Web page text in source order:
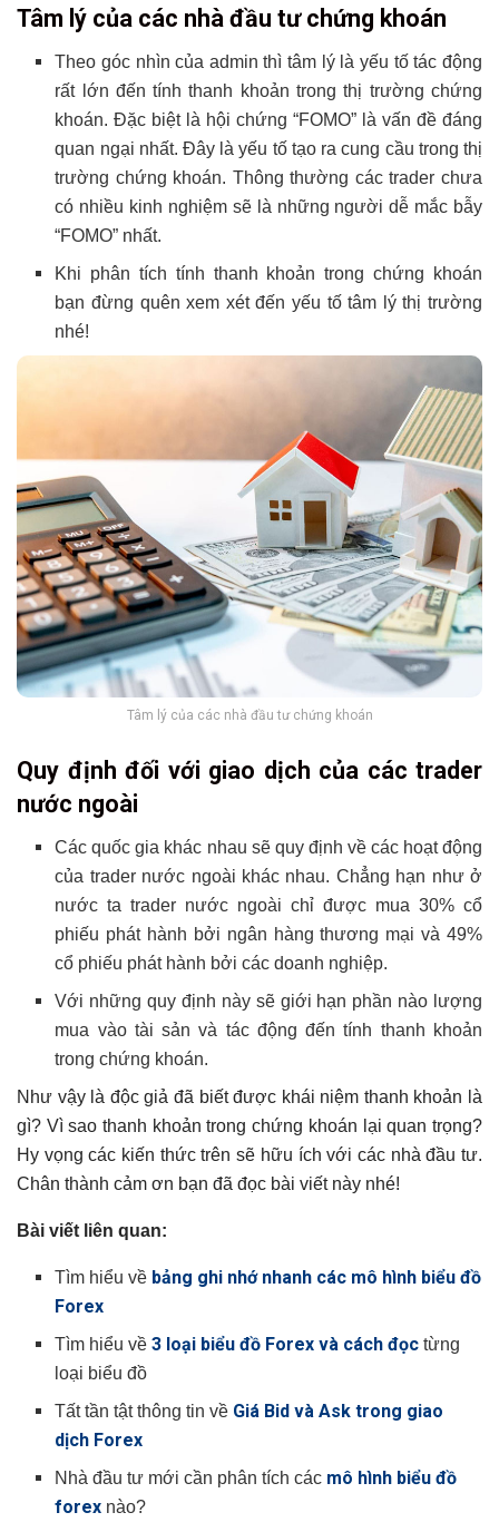
Tâm lý của các nhà đầu tư chứng khoán
Theo góc nhìn của admin thì tâm lý là yếu tố tác động
rất lớn đến tính thanh khoản trong thị trường chứng
khoán. Đặc biệt là hội chứng “FOMO” là vấn đề đáng
quan ngại nhất. Đây là yếu tố tạo ra cung cầu trong thị
trường chứng khoán. Thông thường các trader chưa
có nhiều kinh nghiệm sẽ là những người dễ mắc bẫy
“FOMO” nhất.
Khi phân tích tính thanh khoản trong chứng khoán
bạn đừng quên xem xét đến yếu tố tâm lý thị trường
nhé!
Tâm lý của các nhà đầu tư chứng khoán
Quy định đối với giao dịch của các trader
nước ngoài
Các quốc gia khác nhau sẽ quy định về các hoạt động
của trader nước ngoài khác nhau. Chẳng hạn như ở
nước ta trader nước ngoài chỉ được mua 30% cổ
phiếu phát hành bởi ngân hàng thương mại và 49%
cổ phiếu phát hành bởi các doanh nghiệp.
Với những quy định này sẽ giới hạn phần nào lượng
mua vào tài sản và tác động đến tính thanh khoản
trong chứng khoán.
Như vậy là độc giả đã biết được khái niệm thanh khoản là
gì? Vì sao thanh khoản trong chứng khoán lại quan trọng?
Hy vọng các kiến thức trên sẽ hữu ích với các nhà đầu tư.
Chân thành cảm ơn bạn đã đọc bài viết này nhé!
Bài viết liên quan:
Tìm hiểu về bảng ghi nhớ nhanh các mô hình biểu đồ
Forex
Tìm hiểu về 3 loại biểu đồ Forex và cách đọc từng
loại biểu đồ
Tất tần tật thông tin về Giá Bid và Ask trong giao
dịch Forex
Nhà đầu tư mới cần phân tích các mô hình biểu đồ
forex nào?